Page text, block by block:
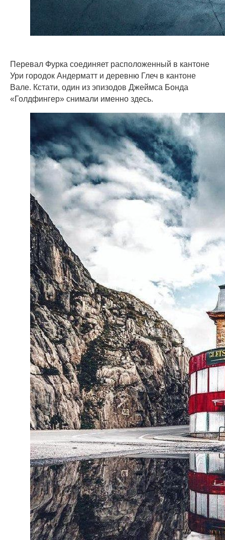
Перевал Фурка соединяет расположенный в кантоне
Ури городок Андерматт и деревню Глеч в кантоне
Вале. Кстати, один из эпизодов Джеймса Бонда
«Голдфингер» снимали именно здесь.